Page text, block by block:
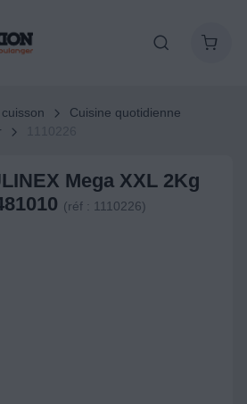
Cuisine quotidienne
Mega XXL 2Kg
(réf : 1110226)